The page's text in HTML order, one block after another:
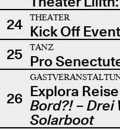
24
THEATER
Kick Off
25
TANZ
Pro
26 Explora
Bord?! – Drei
Solarboot